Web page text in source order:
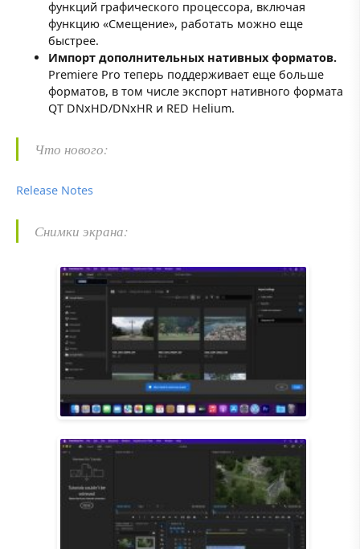
функций графического процессора, включая
функцию «Смещение», работать можно еще
быстрее.
Импорт дополнительных нативных форматов.
Premiere Pro теперь поддерживает еще больше
форматов, в том числе экспорт нативного формата
QT DNxHD/DNxHR и RED Helium.
Что нового:
Release Notes
Снимки экрана: